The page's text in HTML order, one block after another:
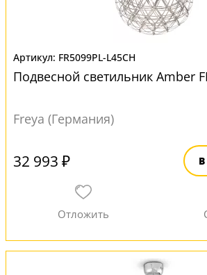
FR5099PL-L45CH
Подвесной светильник Amber
Freya (Германия)
32 993 ₽